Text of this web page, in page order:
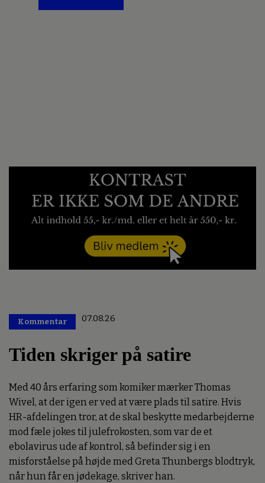
Kommentar 07.08.26
Tiden skriger på satire
Med 40 års erfaring som komiker mærker Thomas
Wivel, at der igen er ved at være plads til satire. Hvis
HR-afdelingen tror, at de skal beskytte medarbejderne
mod fæle jokes til julefrokosten, som var de et
ebolavirus ude af kontrol, så befinder sig i en
misforståelse på højde med Greta Thunbergs blodtryk,
når hun får en jødekage, skriver han.